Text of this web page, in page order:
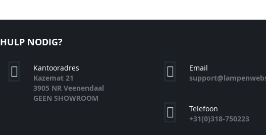
HULP NODIG?
Kantooradres
Kazemat 21
3905 NR Veenendaal
GEEN SHOWROOM
Email
Telefoon
+31(0)318-750223